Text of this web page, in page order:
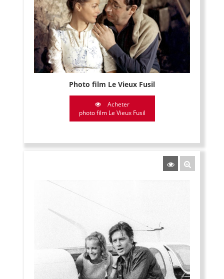
Photo film Le Vieux Fusil
Acheter
photo film Le Vieux Fusil